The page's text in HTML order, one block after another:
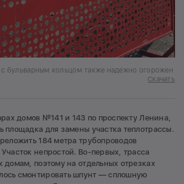
бульварным кольцом также надежно огорожен
Скачать
домов №141 и 143 по проспекту Ленина,
площадка для замены участка теплотрассы.
184 метра трубопроводов
непростой. Во-первых, трасса
домам, поэтому на отдельных отрезках
смонтировать шпунт — сплошную